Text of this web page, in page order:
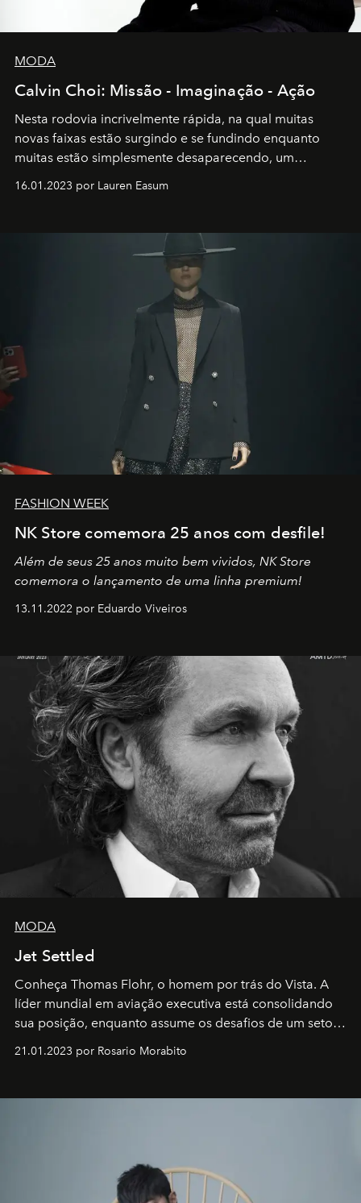
MODA
Calvin Choi: Missão - Imaginação - Ação
Nesta rodovia incrivelmente rápida, na qual muitas
novas faixas estão surgindo e se fundindo enquanto
muitas estão simplesmente desaparecendo, um
transportador AMTD abrindo caminho para muitos
por propósitos, com um claro senso de missão na vida e
16.01.2023 por Lauren Easum
FASHION WEEK
NK Store comemora 25 anos com desfile!
Além de seus 25 anos muito bem vividos, NK Store
comemora o lançamento de uma linha premium!
13.11.2022 por Eduardo Viveiros
MODA
Jet Settled
Conheça Thomas Flohr, o homem por trás do Vista. A
líder mundial em aviação executiva está consolidando
sua posição, enquanto assume os desafios de um setor
em rápida evolução e redefinindo o conceito de luxo
21.01.2023 por Rosario Morabito